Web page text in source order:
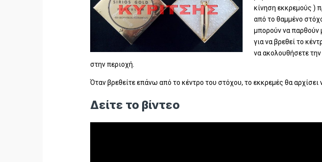
κίνηση εκκρεμούς )
από το θαμμένο
μπορούν να παρθούν
για να βρεθεί το
να ακολουθήσετε
στην περιοχή.
Όταν βρεθείτε επάνω από το κέντρο του στόχου, το εκκρεμές θα αρχίσει
Δείτε το βίντεο